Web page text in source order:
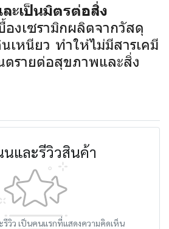
ะเป็นมิตรต่อสิ่ง
องเซรามิกผลิตจากวัสดุ
เหนียว ทำให้ไม่มีสารเคมี
ตรายต่อสุขภาพและสิ่ง
และรีวิวสินค้า
วิว เป็นคนแรกที่แสดงความคิดเห็น